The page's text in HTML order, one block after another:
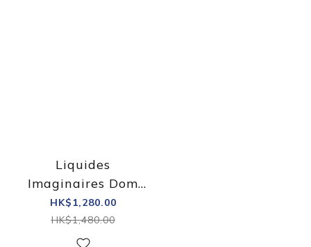
Liquides
Imaginaires Dom
Rosa淡香精
HK$1,280.00
HK$1,480.00